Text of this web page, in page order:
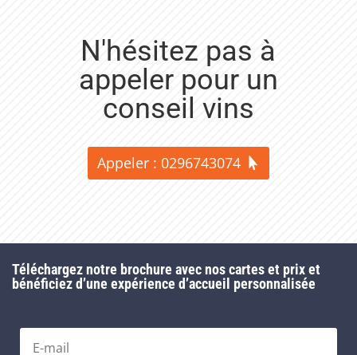
N'hésitez pas à
appeler pour un
conseil vins
Appeler : 0296743074
Téléchargez notre brochure avec nos cartes et prix et
bénéficiez d’une expérience d’accueil personnalisée